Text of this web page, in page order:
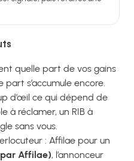
quelle part de vos gains
s’accumule encore.
d’œil ce qui dépend de
à réclamer, un RIB à
sans vous.
: Affilae pour un
Affilae), l’annonceur